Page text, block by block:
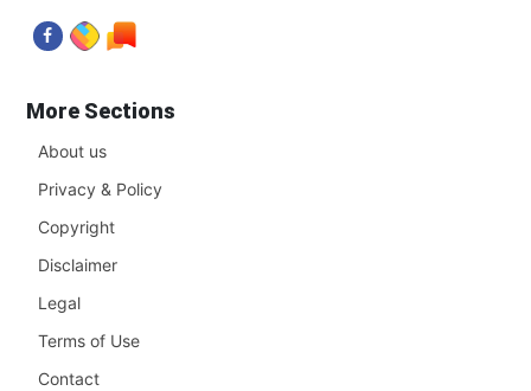
More Sections
About us
Privacy & Policy
Copyright
Disclaimer
Legal
Terms of Use
Contact